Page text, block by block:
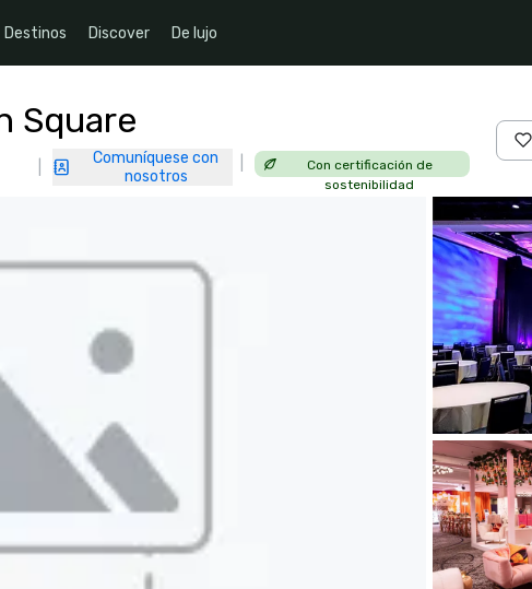
Destinos Discover De lujo
Square
Comuníquese con
nosotros
Con certificación de
sostenibilidad